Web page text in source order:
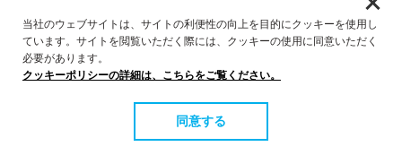
サステナビリティ
© 2016 Interspace Co., Ltd.
当社のウェブサイトは、サイトの利便性の向上を目的にクッキーを使用し
ています。サイトを閲覧いただく際には、クッキーの使用に同意いただく
必要があります。
クッキーポリシーの詳細は、こちらをご覧ください。
同意する